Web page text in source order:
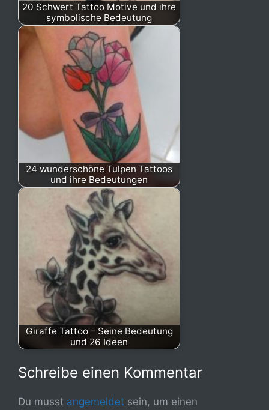
20 Schwert Tattoo Motive und ihre
symbolische Bedeutung
24 wunderschöne Tulpen Tattoos
und ihre Bedeutungen
Giraffe Tattoo – Seine Bedeutung
und 26 Ideen
Schreibe einen Kommentar
Du musst angemeldet sein, um einen